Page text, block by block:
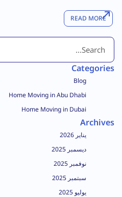
READ MORE
Categories
Blog
Home Moving in Abu Dhabi
Home Moving in Dubai
Archives
يناير 2026
ديسمبر 2025
نوفمبر 2025
سبتمبر 2025
يوليو 2025